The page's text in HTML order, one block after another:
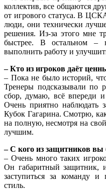
коллектив, все общаются
от игрового статуса. В
люди, они технически
решения. Из-за этого мне
быстрее. В остальном –
выполнить работу и
– Кто из игроков даёт
– Пока не было историй,
Тренеры подсказывали по
сбор, думаю, всё впереди
Очень приятно наблюдать
Кубок Гагарина. Смотрю,
на полную, несмотря на
лучшим.
– С кого из защитников вы
– Очень много таких
Он габаритный защитник,
заступиться за команду и
стиль.